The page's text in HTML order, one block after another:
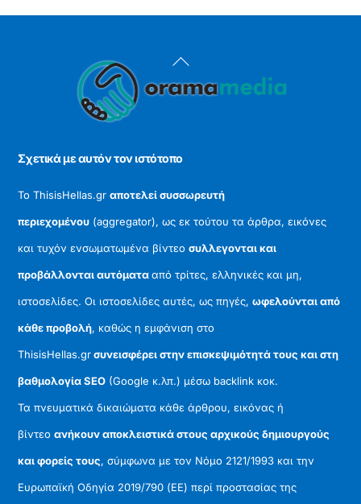
Back
To
Σχετικά με αυτόν τον ιστότοπο
Το ThisisHellas.grαποτελεί συσσωρευτή
περιεχομένου (aggregator), ως εκ τούτου τα άρθρα, εικόνες
και τυχόν ενσωματωμένα βίντεοσυλλεγονται και
προβάλλονται αυτόματααπό τρίτες, ελληνικές και μη,
ιστοσελίδες. Οι ιστοσελίδες αυτές, ως πηγές,ωφελούνται από
κάθε προβολή, καθώς η εμφάνιση στο
ThisisHellas.grσυνεισφέρει στην επισκεψιμότητά τους και στη
βαθμολογία SEO (Google κ.λπ.) μέσω backlink κοκ.
Τα πνευματικά δικαιώματα κάθε άρθρου, εικόνας ή
βίντεοανήκουν αποκλειστικά στους αρχικούς δημιουργούς
και φορείς τους, σύμφωνα με τον Νόμο 2121/1993 και την
Ευρωπαϊκή Οδηγία 2019/790 (ΕΕ) περί προστασίας της